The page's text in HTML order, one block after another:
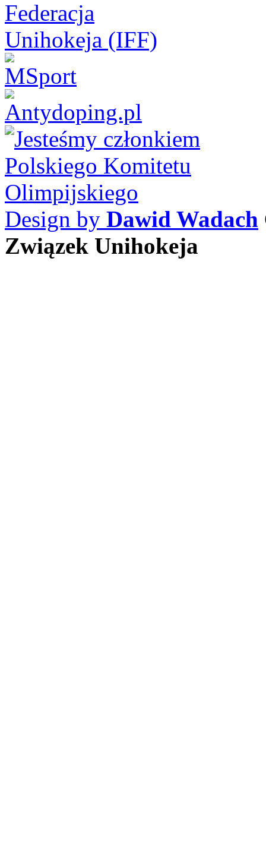
Design by Dawid Wadach
Związek Unihokeja